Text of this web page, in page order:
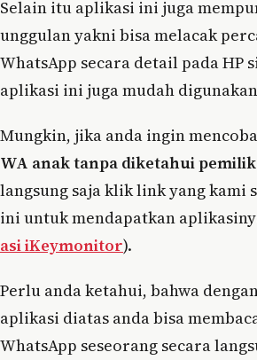
Selain itu aplikasi ini juga
unggulan yakni bisa melacak
WhatsApp secara detail pada HP
aplikasi ini juga mudah
Mungkin, jika anda ingin mencoba
WA anak tanpa diketahui pemilik
langsung saja klik link yang kami
ini untuk mendapatkan
asi iKeymonitor).
Perlu anda ketahui, bahwa
aplikasi diatas anda bisa
WhatsApp seseorang secara